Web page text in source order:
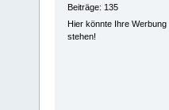
Beiträge: 135
Hier könnte Ihre Werbung
stehen!